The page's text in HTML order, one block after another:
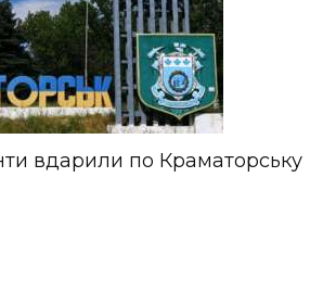
вдарили по Краматорську